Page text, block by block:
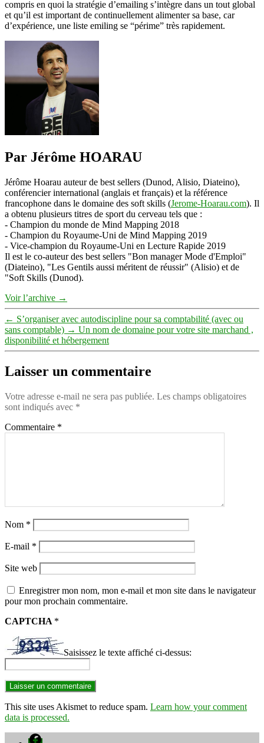
compris en quoi la stratégie d’emailing s’intègre dans un tout global
et qu’il est important de continuellement alimenter sa base, car
d’expérience, une liste emiling se “périme” très rapidement.
Par Jérôme HOARAU
Jérôme Hoarau auteur de best sellers (Dunod, Alisio, Diateino),
conférencier international (anglais et français) et la référence
francophone dans le domaine des soft skills (Jerome-Hoarau.com). Il
a obtenu plusieurs titres de sport du cerveau tels que :
- Champion du monde de Mind Mapping 2018
- Champion du Royaume-Uni de Mind Mapping 2019
- Vice-champion du Royaume-Uni en Lecture Rapide 2019
Il est le co-auteur des best sellers "Bon manager Mode d'Emploi"
(Diateino), "Les Gentils aussi méritent de réussir" (Alisio) et de
"Soft Skills (Dunod).
Voir l’archive →
← S’organiser avec autodiscipline pour sa comptabilité (avec ou
sans comptable) → Un nom de domaine pour votre site marchand ,
disponibilité et hébergement
Laisser un commentaire
Votre adresse e-mail ne sera pas publiée. Les champs obligatoires
sont indiqués avec *
Commentaire *
Nom *
E-mail *
Site web
Enregistrer mon nom, mon e-mail et mon site dans le navigateur
pour mon prochain commentaire.
CAPTCHA *
Saisissez le texte affiché ci-dessus:
This site uses Akismet to reduce spam. Learn how your comment
data is processed.
Facebook